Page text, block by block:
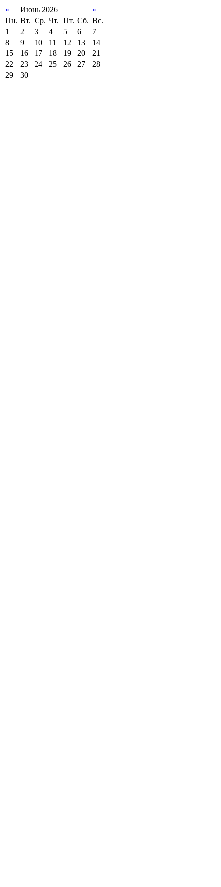
« Июнь 2026
»
Пн. Вт. Ср. Чт. Пт. Сб. Вс.
1
2 3 4 5 6
7
8
9 10 11 12 13
14
15
16 17 18 19 20
21
22
23 24 25 26 27
28
29
30